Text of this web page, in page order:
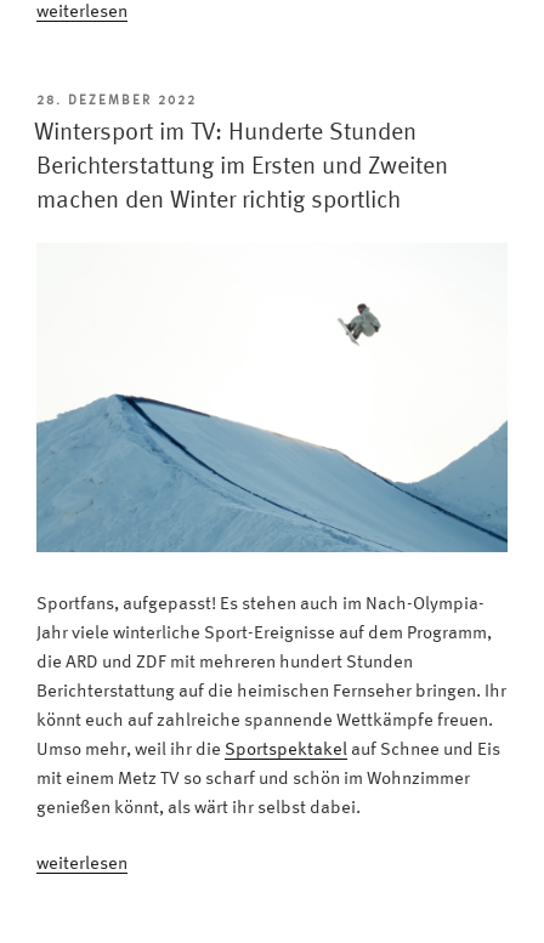
„ARD
dem
TV
nutzen
Fernbedienung“
weiterlesen
VERÖFFENTLICHT
AM
28. DEZEMBER 2022
Wintersport im TV: Hunderte Stunden
Berichterstattung im Ersten und Zweiten
machen den Winter richtig sportlich
Sportfans, aufgepasst! Es stehen auch im Nach-Olympia-
Jahr viele winterliche Sport-Ereignisse auf dem Programm,
die ARD und ZDF mit mehreren hundert Stunden
Berichterstattung auf die heimischen Fernseher bringen. Ihr
könnt euch auf zahlreiche spannende Wettkämpfe freuen.
Umso mehr, weil ihr die Sportspektakel auf Schnee und Eis
mit einem Metz TV so scharf und schön im Wohnzimmer
genießen könnt, als wärt ihr selbst dabei.
„Wintersport
weiterlesen